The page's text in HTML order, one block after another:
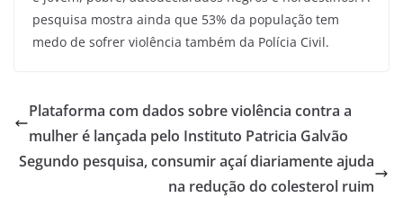
pesquisa mostra ainda que 53% da população tem
medo de sofrer violência também da Polícia Civil.
Plataforma com dados sobre violência contra a
mulher é lançada pelo Instituto Patricia Galvão
Segundo pesquisa, consumir açaí diariamente ajuda
na redução do colesterol ruim